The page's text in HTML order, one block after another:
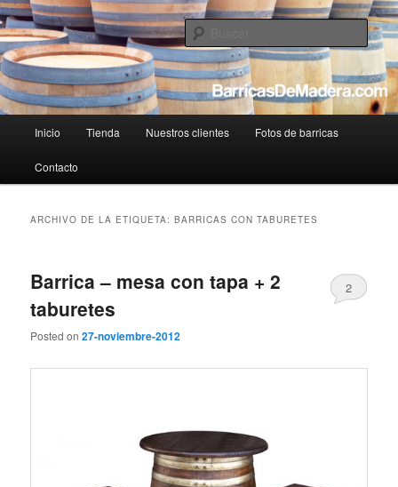
BarricasDeMadera.com – Reciclaje y
venta de barricas usadas
Tienda de barricas de madera usadas online
principal
Ir
al
Ir
al
Inicio Tienda Nuestros clientes Fotos de barricas
Contacto
ARCHIVO DE LA ETIQUETA:BARRICAS CON TABURETES
Barrica – mesa con tapa + 2
taburetes
Posted on27-noviembre-2012
2